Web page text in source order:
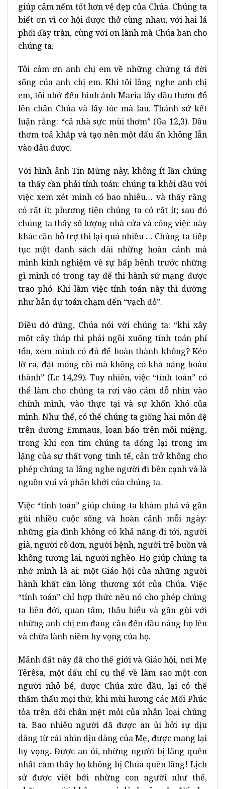
giúp cảm nếm tốt hơn vẻ đẹp của Chúa. Chúng ta
biết ơn vì cơ hội được thở cùng nhau, với hai lá
phổi đầy tràn, cùng với ơn lành mà Chúa ban cho
chúng ta.
Tôi cảm ơn anh chị em về những chứng tá đời
sống của anh chị em. Khi tôi lắng nghe anh chị
em, tôi nhớ đến hình ảnh Maria lấy dầu thơm đổ
lên chân Chúa và lấy tóc mà lau. Thánh sử kết
luận rằng: “cả nhà sực mùi thơm” (Ga 12,3). Dầu
thơm toả khắp và tạo nên một dấu ấn không lẫn
vào đâu được.
Với hình ảnh Tin Mừng này, không ít lần chúng
ta thấy cần phải tính toán: chúng ta khởi đầu với
việc xem xét mình có bao nhiêu… và thấy rằng
có rất ít; phương tiện chúng ta có rất ít; sau đó
chúng ta thấy số lượng nhà cửa và công việc này
khác cần hỗ trợ thì lại quá nhiều … Chúng ta tiếp
tục một danh sách dài những hoàn cảnh mà
mình kinh nghiệm về sự bấp bênh trước những
gì mình có trong tay để thi hành sứ mạng được
trao phó. Khi làm việc tính toán này thì dường
như bản dự toán chạm đến “vạch đỏ”.
Điều đó đúng, Chúa nói với chúng ta: “khi xây
một cây tháp thì phải ngồi xuống tính toán phí
tổn, xem mình có đủ để hoàn thành không? Kẻo
lỡ ra, đặt móng rồi mà không có khả năng hoàn
thành” (Lc 14,29). Tuy nhiên, việc “tính toán” có
thể làm cho chúng ta rơi vào cám dỗ nhìn vào
chính mình, vào thực tại và sự khốn khó của
mình. Như thế, có thể chúng ta giống hai môn đệ
trên đường Emmaus, loan báo trên môi miệng,
trong khi con tim chúng ta đóng lại trong im
lặng của sự thất vọng tinh tế, cản trở không cho
phép chúng ta lắng nghe người đi bên cạnh và là
nguồn vui và phấn khởi của chúng ta.
Việc “tính toán” giúp chúng ta khám phá và gần
gũi nhiều cuộc sống và hoàn cảnh mỗi ngày:
những gia đình không có khả năng đi tới, người
già, người cô đơn, người bệnh, người trẻ buồn và
không tương lai, người nghèo. Họ giúp chúng ta
nhớ mình là ai: một Giáo hội của những người
hành khất cần lòng thương xót của Chúa. Việc
“tính toán” chỉ hợp thức nếu nó cho phép chúng
ta liên đới, quan tâm, thấu hiểu và gần gũi với
những anh chị em đang cần đến dầu nâng họ lên
và chữa lành niềm hy vọng của họ.
Mảnh đất này đã cho thế giới và Giáo hội, nơi Mẹ
Têrêsa, một dấu chỉ cụ thể về làm sao một con
người nhỏ bé, được Chúa xức dầu, lại có thể
thẩm thấu mọi thứ, khi mùi hương các Mối Phúc
tỏa trên đôi chân mệt mỏi của nhân loại chúng
ta. Bao nhiêu người đã được an ủi bởi sự dịu
dàng từ cái nhìn dịu dàng của Mẹ, được mang lại
hy vọng. Được an ủi, những người bị lãng quên
nhất cảm thấy họ không bị Chúa quên lãng! Lịch
sử được viết bởi những con người như thế,